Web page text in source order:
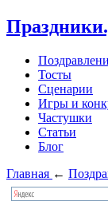
Тосты
Сценарии
Игры и
Частушки
Статьи
Блог
Главная ←